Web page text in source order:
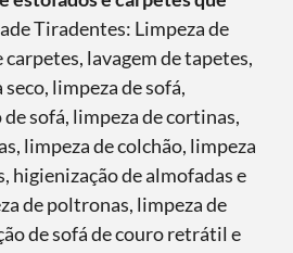
Tiradentes: Limpeza de
lavagem de tapetes,
limpeza de sofá,
sofá, limpeza de cortinas,
limpeza de colchão, limpeza
higienização de almofadas e
de poltronas, limpeza de
de sofá de couro retrátil e